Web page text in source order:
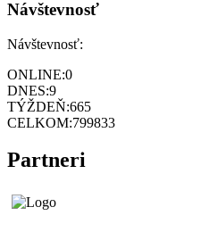
Návštevnosť
Návštevnosť:
ONLINE:0
DNES:9
TÝŽDEŇ:665
CELKOM:799833
Partneri